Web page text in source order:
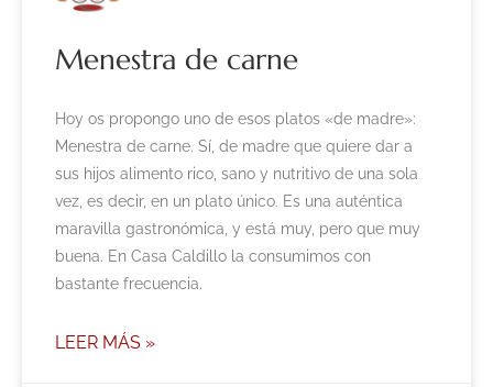
Menestra de carne
Hoy os propongo uno de esos platos «de madre»:
Menestra de carne. Sí, de madre que quiere dar a
sus hijos alimento rico, sano y nutritivo de una sola
vez, es decir, en un plato único. Es una auténtica
maravilla gastronómica, y está muy, pero que muy
buena. En Casa Caldillo la consumimos con
bastante frecuencia.
LEER MÁS »